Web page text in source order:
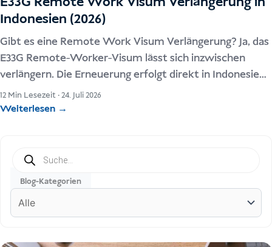
Indonesien (2026)
Gibt es eine Remote Work Visum Verlängerung? Ja, das
E33G Remote-Worker-Visum lässt sich inzwischen
verlängern. Die Erneuerung erfolgt direkt in Indonesien
über das offizielle System und verlängert deinen
Aufenthalt um ein weiteres volles Jahr. Eine reguläre
12 Min Lesezeit ·24. Juli 2026
Weiterlesen →
search
Blog-Kategorien